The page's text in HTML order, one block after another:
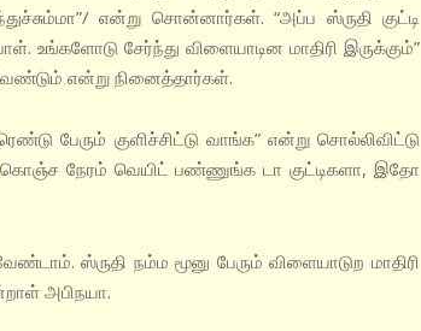
என்று சொன்னார்கள். “அப்ப ஸ்ருதி குட்டி
உங்களோடு சேர்ந்து விளையாடின மாதிரி இருக்கும்”
என்று நினைத்தார்கள்.
பேரும் குளிச்சிட்டு வாங்க” என்று சொல்லிவிட்டு
கொஞ்ச நேரம் வெயிட் பண்ணுங்க டா குட்டிகளா, இதோ
ஸ்ருதி நம்ம மூனு பேரும் விளையாடுற மாதிரி
அபிநயா.